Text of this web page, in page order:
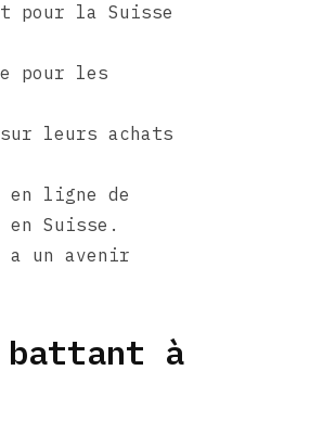
pour la Suisse
pour les
leurs achats
en ligne de
Suisse.
a un avenir
battant à